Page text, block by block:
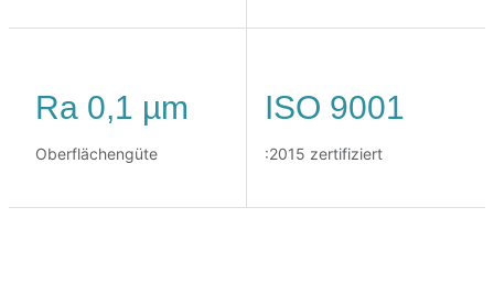
Ra 0,1 µm
Oberflächengüte
ISO 9001
:2015 zertifiziert